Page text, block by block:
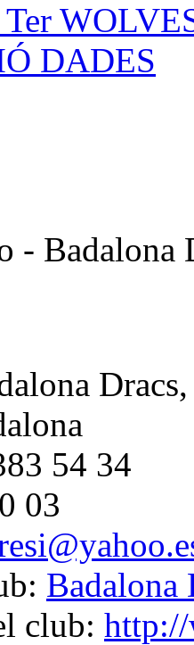
Ter
DADES
- Badalona
Dracs,
54 34
03
Badalona
club: http://